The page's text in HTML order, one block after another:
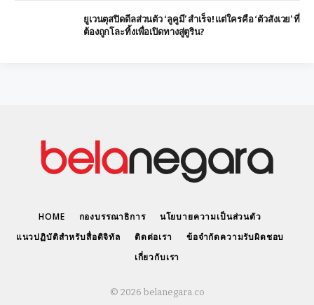
ยูเวนตุสปิดดีลส่วนตัว ‘ลูคูมี’ สำเร็จ! แต่ใครคือ ‘ตัวสังเวย’ ที่
ต้องถูกโละทิ้งเพื่อเปิดทางสู่ตูริน?
HOME กองบรรณาธิการ
นโยบายความเป็นส่วนตัว
แนวปฏิบัติสำหรับสื่อดิจิทัล
ติดต่อเรา
ข้อจำกัดความรับผิดชอบ
เกี่ยวกับเรา
© 2026 belanegara.co